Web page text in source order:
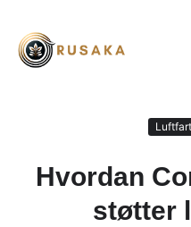
Hvordan
støtter